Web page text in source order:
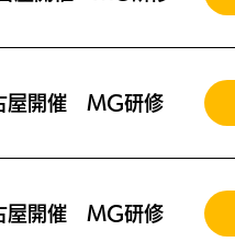
開催 MG研修
開催 MG研修